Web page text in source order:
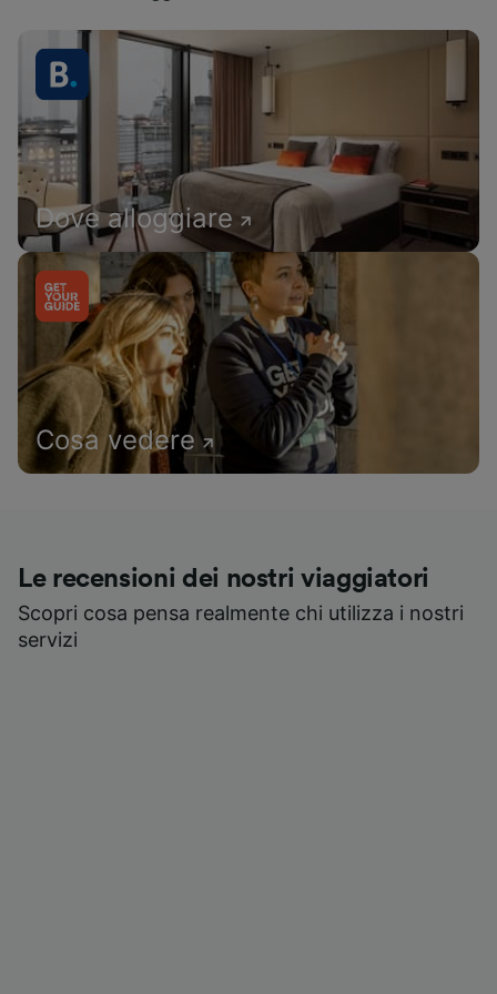
Dove alloggiare
Cosa vedere
Le recensioni dei nostri viaggiatori
Scopri cosa pensa realmente chi utilizza i nostri
servizi